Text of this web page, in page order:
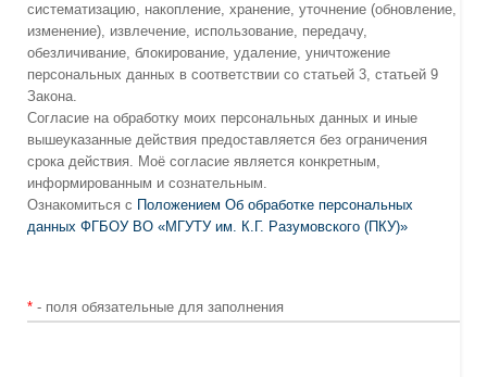
систематизацию, накопление, хранение, уточнение (обновление,
изменение), извлечение, использование, передачу,
обезличивание, блокирование, удаление, уничтожение
персональных данных в соответствии со статьей 3, статьей 9
Закона.
Согласие на обработку моих персональных данных и иные
вышеуказанные действия предоставляется без ограничения
срока действия. Моё согласие является конкретным,
информированным и сознательным.
Ознакомиться с Положением Об обработке персональных
данных ФГБОУ ВО «МГУТУ им. К.Г. Разумовского (ПКУ)»
* - поля обязательные для заполнения